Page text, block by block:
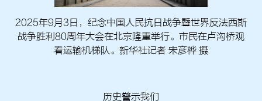
2025年9月3日，纪念中国人民抗日战争暨世界反法西斯
战争胜利80周年大会在北京隆重举行。市民在卢沟桥观
看运输机梯队。新华社记者 宋彦桦 摄
历史警示我们